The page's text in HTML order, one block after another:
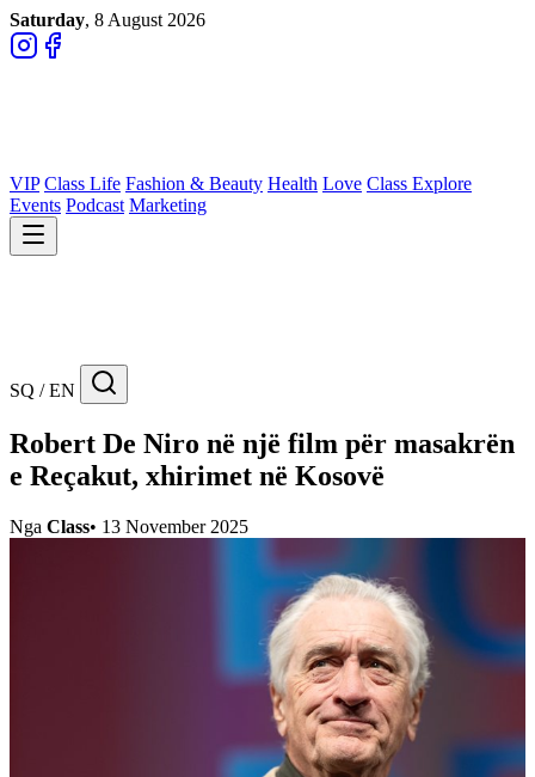
Saturday, 8 August 2026
VIP Class Life Fashion & Beauty Health Love Class Explore
Events Podcast Marketing
SQ / EN
Robert De Niro në një film për masakrën
e Reçakut, xhirimet në Kosovë
Nga Class• 13 November 2025